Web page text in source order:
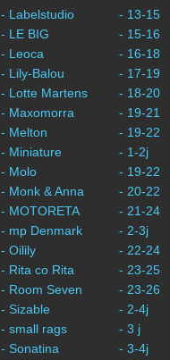
- Labelstudio
- LE BIG
- Leoca
- Lily-Balou
- Lotte Martens
- Maxomorra
- Melton
- Miniature
- Molo
- Monk & Anna
- MOTORETA
- mp Denmark
- Oilily
- Rita co Rita
- Room Seven
- Sizable
- small rags
- Sonatina
- 13-15
- 15-16
- 16-18
- 17-19
- 18-20
- 19-21
- 19-22
- 1-2j
- 19-22
- 20-22
- 21-24
- 2-3j
- 22-24
- 23-25
- 23-26
- 2-4j
- 3 j
- 3-4j